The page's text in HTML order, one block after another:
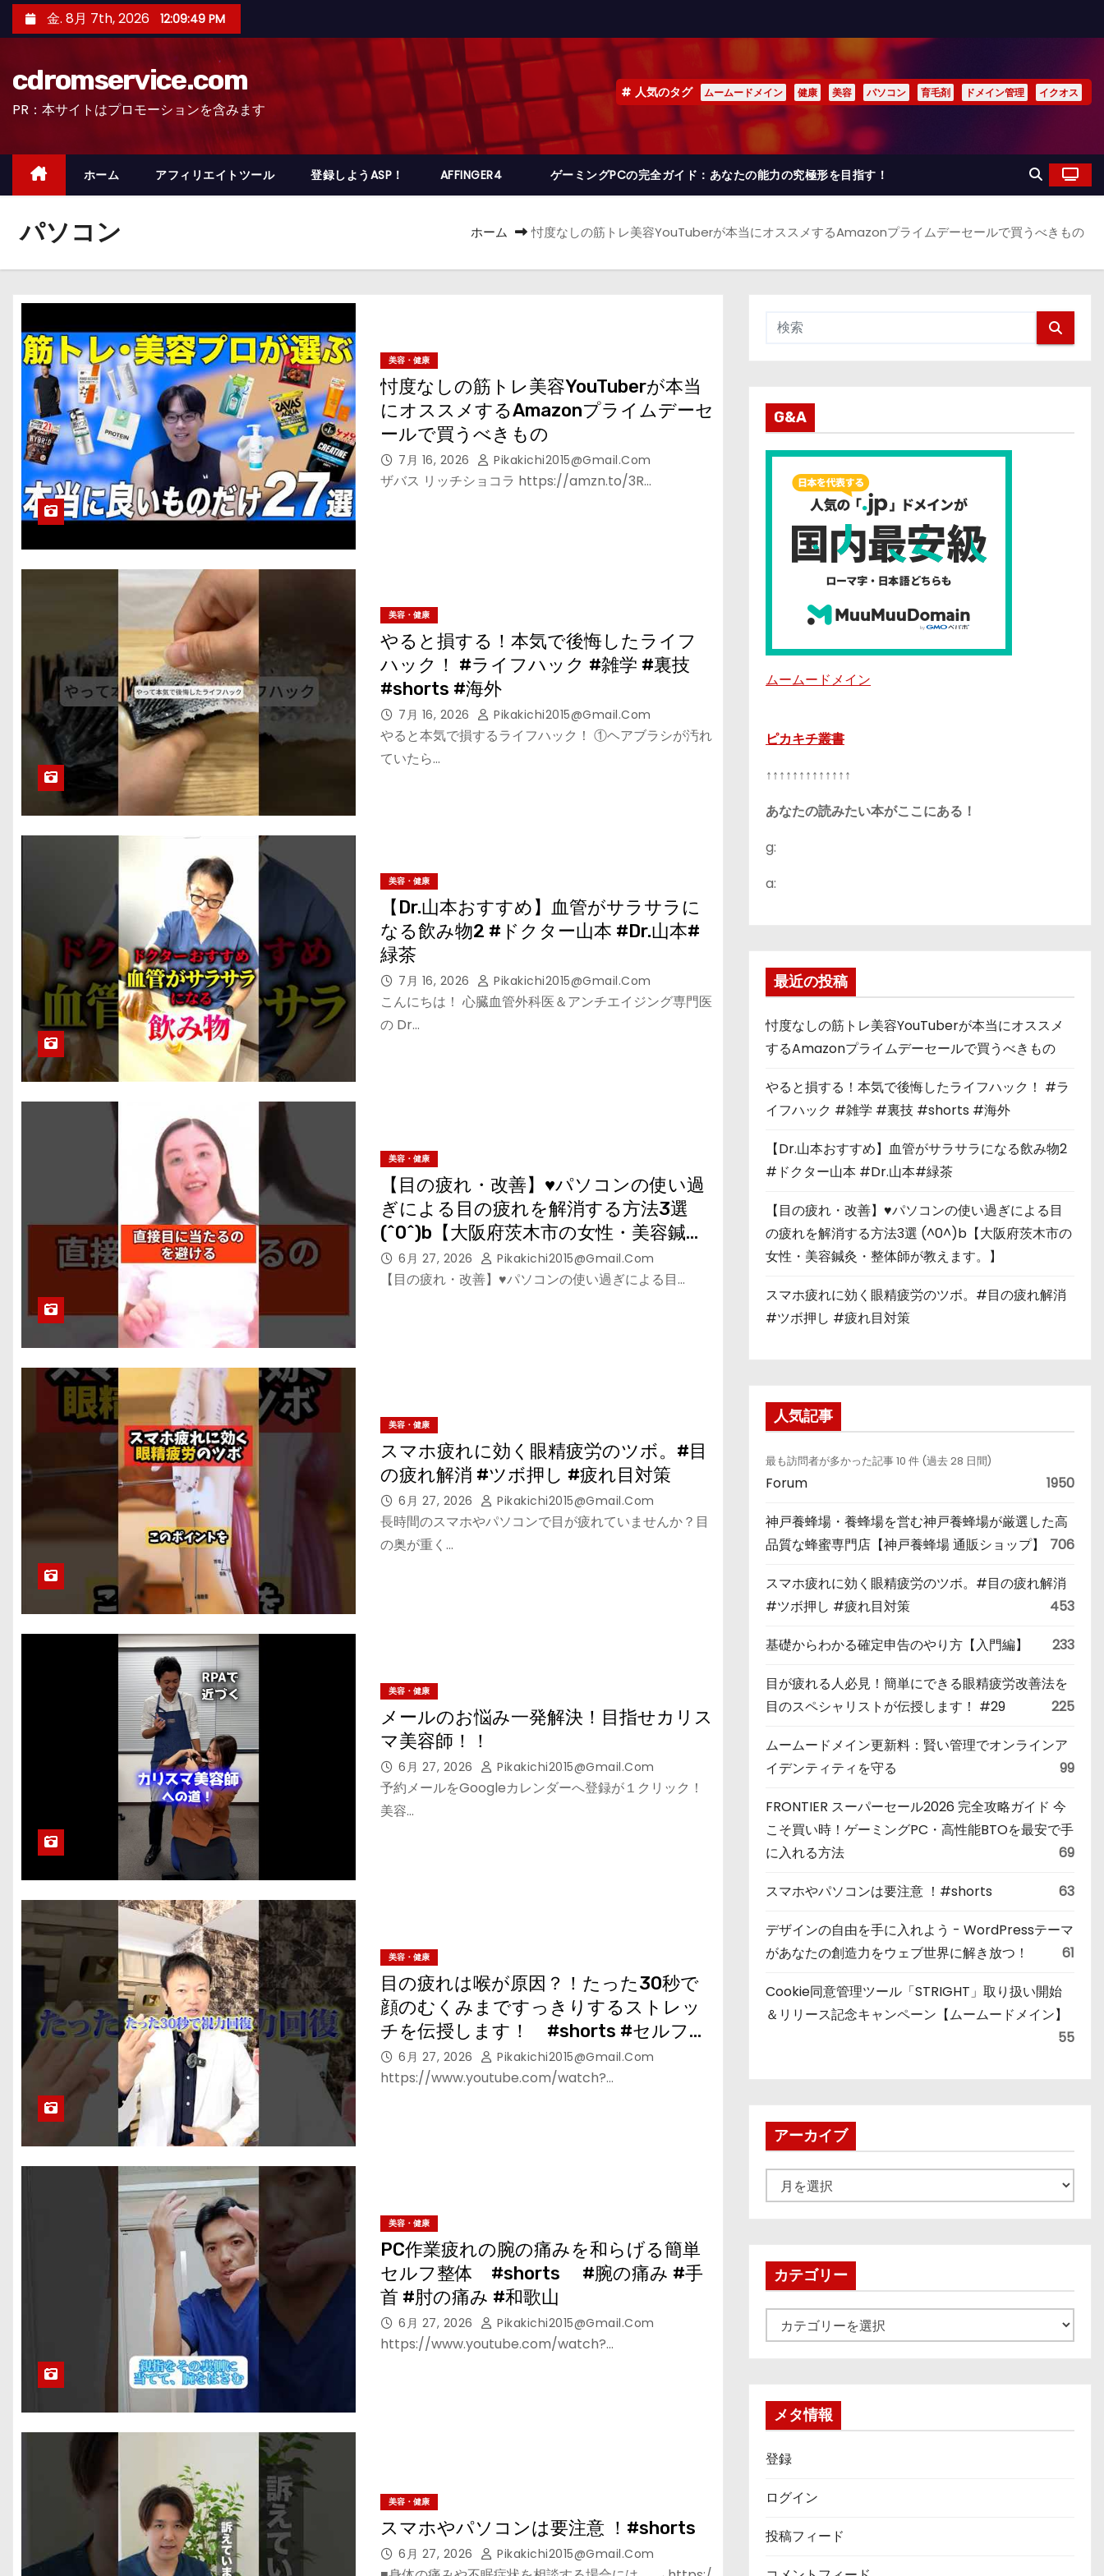
ン
ッ
金. 8月 7th, 2026 12:09:50 PM
cdromservice.com
PR：本サイトはプロモーションを含みます
人気のタグ ムームードメイン 健康 美容 パソコン 育毛剤 ドメイン管理 イクオス
ホーム アフィリエイトツール 登録しようASP！ AFFINGER4 ゲーミングPCの完全ガイド：あなたの能力の究極形を目指す！
パソコン ホーム 忖度なしの筋トレ美容YouTuberが本当にオススメするAmazonプライムデーセールで買うべきもの
美容・健康
忖度なしの筋トレ美容YouTuberが本当
にオススメするAmazonプライムデーセ
ールで買うべきもの
7月 16, 2026 Pikakichi2015@gmail.com
ザバス リッチショコラ https://amzn.to/3R…
美容・健康
やると損する！本気で後悔したライフ
ハック！ #ライフハック #雑学 #裏技
#shorts #海外
7月 16, 2026 Pikakichi2015@gmail.com
やると本気で損するライフハック！ ①ヘアブラシが汚れ
ていたら…
美容・健康
【Dr.山本おすすめ】血管がサラサラに
なる飲み物2 #ドクター山本 #Dr.山本#
緑茶
7月 16, 2026 Pikakichi2015@gmail.com
こんにちは！ 心臓血管外科医＆アンチエイジング専門医
の Dr…
美容・健康
【目の疲れ・改善】♥パソコンの使い過
ぎによる目の疲れを解消する方法3選
(^0^)b【大阪府茨木市の女性・美容鍼
灸・整体師が教えます。】
6月 27, 2026 Pikakichi2015@gmail.com
【目の疲れ・改善】♥パソコンの使い過ぎによる目…
美容・健康
スマホ疲れに効く眼精疲労のツボ。#目
の疲れ解消 #ツボ押し #疲れ目対策
6月 27, 2026 Pikakichi2015@gmail.com
長時間のスマホやパソコンで目が疲れていませんか？目
の奥が重く…
美容・健康
メールのお悩み一発解決！目指せカリス
マ美容師！！
6月 27, 2026 Pikakichi2015@gmail.com
予約メールをGoogleカレンダーへ登録が１クリック！
美容…
美容・健康
目の疲れは喉が原因？！たった30秒で
顔のむくみまですっきりするストレッ
チを伝授します！ #shorts #セルフケ
ア #健康 #眼精疲労 #目の疲れ #山内義
弘
6月 27, 2026 Pikakichi2015@gmail.com
https://www.youtube.com/watch?…
美容・健康
PC作業疲れの腕の痛みを和らげる簡単
セルフ整体 #shorts #腕の痛み #手
首 #肘の痛み #和歌山
6月 27, 2026 Pikakichi2015@gmail.com
https://www.youtube.com/watch?…
美容・健康
スマホやパソコンは要注意 ！#shorts
6月 27, 2026 Pikakichi2015@gmail.com
G&A
ムームードメイン
ピカキチ叢書
↑↑↑↑↑↑↑↑↑↑↑↑↑
あなたの読みたい本がここにある！
g:
a:
最近の投稿
忖度なしの筋トレ美容YouTuberが本当にオススメ
するAmazonプライムデーセールで買うべきもの
やると損する！本気で後悔したライフハック！ #ラ
イフハック #雑学 #裏技 #shorts #海外
【Dr.山本おすすめ】血管がサラサラになる飲み物2
#ドクター山本 #Dr.山本#緑茶
【目の疲れ・改善】♥パソコンの使い過ぎによる目
の疲れを解消する方法3選 (^0^)b【大阪府茨木市の
女性・美容鍼灸・整体師が教えます。】
スマホ疲れに効く眼精疲労のツボ。#目の疲れ解消
#ツボ押し #疲れ目対策
人気記事
最も訪問者が多かった記事 10 件 (過去 28 日間)
Forum 1950
神戸養蜂場・養蜂場を営む神戸養蜂場が厳選した高
品質な蜂蜜専門店【神戸養蜂場 通販ショップ】
706
スマホ疲れに効く眼精疲労のツボ。#目の疲れ解消
#ツボ押し #疲れ目対策
453
基礎からわかる確定申告のやり方【入門編】 233
目が疲れる人必見！簡単にできる眼精疲労改善法を
目のスペシャリストが伝授します！ #29
225
ムームードメイン更新料：賢い管理でオンラインア
イデンティティを守る
99
FRONTIER スーパーセール2026 完全攻略ガイド 今
こそ買い時！ゲーミングPC・高性能BTOを最安で手
に入れる方法
69
スマホやパソコンは要注意 ！#shorts 63
デザインの自由を手に入れよう - WordPressテーマ
があなたの創造力をウェブ世界に解き放つ！
61
Cookie同意管理ツール「STRIGHT」取り扱い開始
＆リリース記念キャンペーン【ムームードメイン】
55
アーカイブ
ー
ブカテゴリー
テ
メタ情報
登録
ログイン
投稿フィード